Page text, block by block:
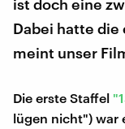
ist doch eine
Dabei hatte die
meint unser
Die erste Staffel
lügen nicht") war